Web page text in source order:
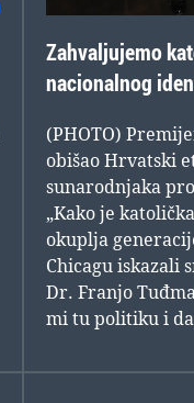
Zahvaljujemo
nacionalnog
(PHOTO)
obišao Hrvatski
sunarodnjaka
„Kako je
okuplja
Chicagu iskazali
Dr. Franjo
mi tu politiku i